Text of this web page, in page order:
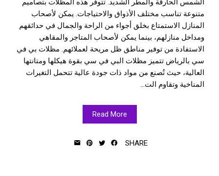
متنوعة تناسب مختلف الأذواق والاحتياجات. يمكن لأصحاب
المنازل الاستمتاع بخلق أجواء من الراحة والجمال في حدائقهم
ومداخل منازلهم، بينما يمكن لأصحاب المتاجر والمقاهي
الاستفادة من توفير مناطق ظل مريحة لعملائهم. مظلات بي في
سي بالرياض تتميز مظلات البي في سي بقوة هيكلها ومتانتها
العالية، حيث تُصنع من مواد ذات جودة عالية تتحمل التغيرات
المناخية وتقاوم الت...
Read More
SHARE